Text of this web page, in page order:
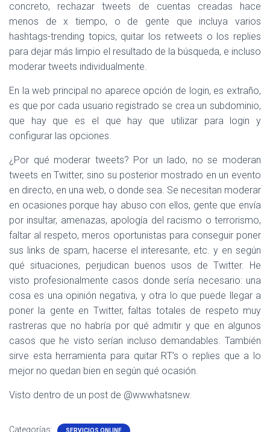
concreto, rechazar tweets de cuentas creadas hace
menos de x tiempo, o de gente que incluya varios
hashtags-trending topics, quitar los retweets o los replies
para dejar más limpio el resultado de la búsqueda, e incluso
moderar tweets individualmente.
En la web principal no aparece opción de login, es extraño,
es que por cada usuario registrado se crea un subdominio,
que hay que es el que hay que utilizar para login y
configurar las opciones.
¿Por qué moderar tweets? Por un lado, no se moderan
tweets en Twitter, sino su posterior mostrado en un evento
en directo, en una web, o donde sea. Se necesitan moderar
en ocasiones porque hay abuso con ellos, gente que envía
por insultar, amenazas, apología del racismo o terrorismo,
faltar al respeto, meros oportunistas para conseguir poner
sus links de spam, hacerse el interesante, etc. y en según
qué situaciones, perjudican buenos usos de Twitter. He
visto profesionalmente casos donde sería necesario: una
cosa es una opinión negativa, y otra lo que puede llegar a
poner la gente en Twitter, faltas totales de respeto muy
rastreras que no habría por qué admitir y que en algunos
casos que he visto serían incluso demandables. También
sirve esta herramienta para quitar RT’s o replies que a lo
mejor no quedan bien en según qué ocasión.
Visto dentro de un post de @wwwhatsnew.
Categorías: